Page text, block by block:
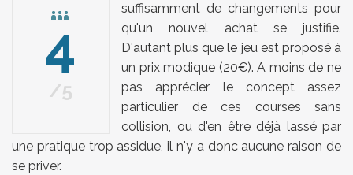
4
5
suffisamment de changements pour
qu'un nouvel achat se justifie.
D'autant plus que le jeu est proposé à
un prix modique (20€). A moins de ne
pas apprécier le concept assez
particulier de ces courses sans
collision, ou d'en être déjà lassé par
une pratique trop assidue, il n'y a donc aucune raison de
se priver.